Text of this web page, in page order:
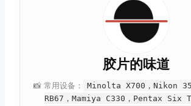
胶片的味道
📸 常用设备：
Minolta X700，Nikon
RB67，Mamiya C330，Pentax Six